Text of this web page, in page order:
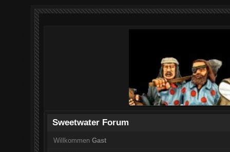
Sweetwater Forum
Willkommen Gast